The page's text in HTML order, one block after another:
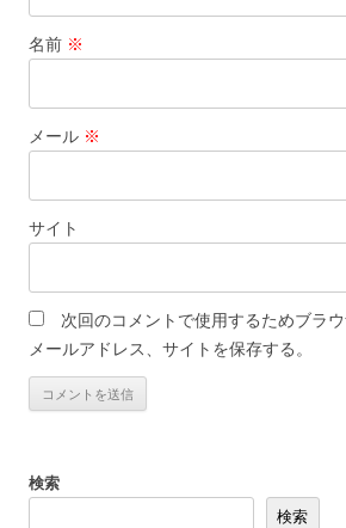
名前 ※
メール ※
サイト
次回のコメントで使用するためブラウ
メールアドレス、サイトを保存する。
検索
検索